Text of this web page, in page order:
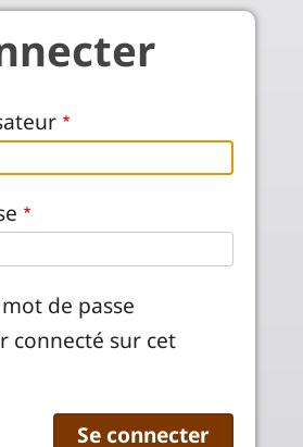
de passe
connecté sur cet